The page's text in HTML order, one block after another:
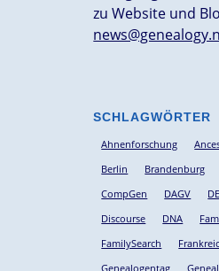
zu Website und
SCHLAGWÖRTER
Ahnenforschung
Berlin
Brandenburg
CompGen
DAGV
Discourse
DNA
FamilySearch
Genealogentag